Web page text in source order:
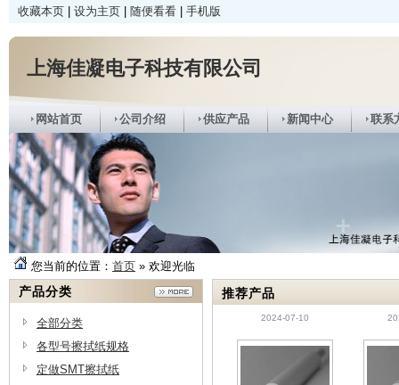
收藏本页 设为主页 随便看看 手机版
上海佳凝电子科技有限公司
网站首页 公司介绍 供应产品 新闻中心 联系
您当前的位置： 首页 » 欢迎光临
产品分类
全部分类
各型号擦拭纸规格
定做SMT擦拭纸
推荐产品
机使用的擦拭卷纸的
规格统计
2024-07-10